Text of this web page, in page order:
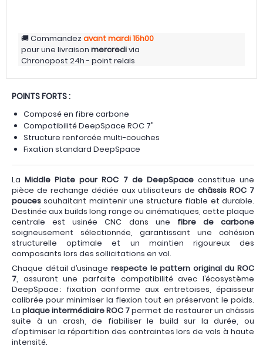
Commandezavant mardi15h00
pour une livraison mercredivia
Chronopost 24h - point relais
POINTS FORTS :
Composé en fibre carbone
Compatibilité DeepSpace ROC 7"
Structure renforcée multi-couches
Fixation standard DeepSpace
LaMiddle Plate pour ROC 7 de DeepSpaceconstitue une
pièce de rechange dédiée aux utilisateurs dechâssis ROC 7
pouces souhaitant maintenir une structure fiable et durable.
Destinée aux builds long range ou cinématiques, cette plaque
centrale est usinée CNC dans une fibre de carbone
soigneusement sélectionnée, garantissant une cohésion
structurelle optimale et un maintien rigoureux des
composants lors des sollicitations en vol.
Chaque détail d’usinage respecte le pattern original du ROC
7 , assurant une parfaite compatibilité avec l’écosystème
DeepSpace : fixation conforme aux entretoises, épaisseur
calibrée pour minimiser la flexion tout en préservant le poids.
La plaque intermédiaire ROC 7permet de restaurer un châssis
suite à un crash, de fiabiliser le build sur la durée, ou
d’optimiser la répartition des contraintes lors de vols à haute
intensité.